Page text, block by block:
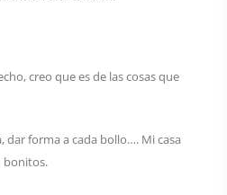
creo que es de las cosas que
dar forma a cada bollo…. Mi casa
bonitos.